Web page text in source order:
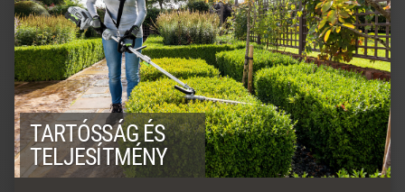
TARTÓSSÁG ÉS
TELJESÍTMÉNY